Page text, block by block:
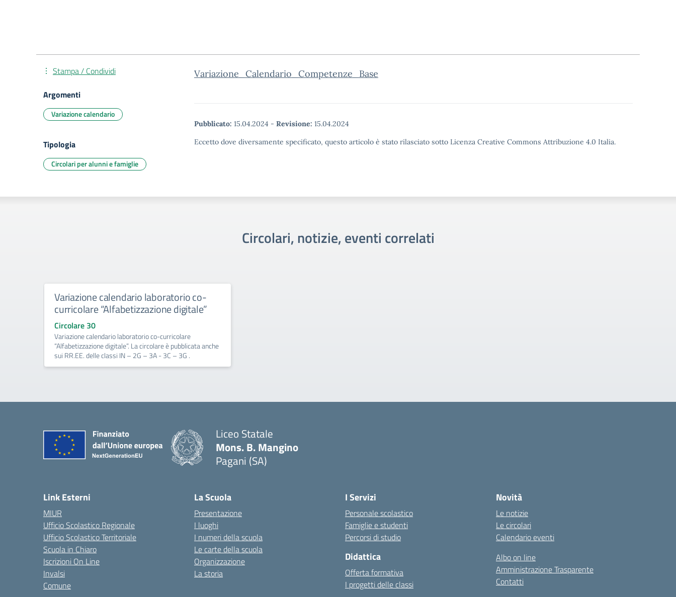
Variazione_Calendario_Competenze_Base
Pubblicato: 15.04.2024 - Revisione: 15.04.2024
Eccetto dove diversamente specificato, questo articolo è stato rilasciato sotto Licenza Creative Commons Attribuzione 4.0 Italia.
Stampa / Condividi
Argomenti
Variazione calendario
Tipologia
Circolari per alunni e famiglie
Circolari, notizie, eventi correlati
Variazione calendario laboratorio co-
curricolare “Alfabetizzazione digitale”
Circolare 30
Variazione calendario laboratorio co-curricolare
“Alfabetizzazione digitale”. La circolare è pubblicata anche
sui RR.EE. delle classi IN – 2G – 3A - 3C – 3G .
Liceo Statale
Mons. B. Mangino
Pagani (SA)
Link Esterni
MIUR
Ufficio Scolastico Regionale
Ufficio Scolastico Territoriale
Scuola in Chiaro
Iscrizioni On Line
Invalsi
Comune
La Scuola
Presentazione
I luoghi
I numeri della scuola
Le carte della scuola
Organizzazione
La storia
I Servizi
Personale scolastico
Famiglie e studenti
Percorsi di studio
Didattica
Offerta formativa
I progetti delle classi
Novità
Le notizie
Le circolari
Calendario eventi
Albo on line
Amministrazione Trasparente
Contatti